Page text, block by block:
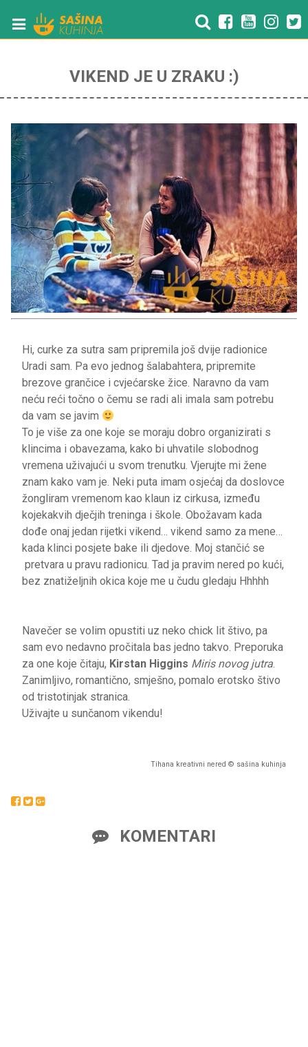
VIKEND JE U ZRAKU :)
Hi, curke za sutra sam pripremila još dvije radionice
Uradi sam. Pa evo jednog šalabahtera, pripremite
brezove grančice i cvjećarske žice. Naravno da vam
neću reći točno o čemu se radi ali imala sam potrebu
da vam se javim
To je više za one koje se moraju dobro organizirati s
klincima i obavezama, kako bi uhvatile slobodnog
vremena uživajući u svom trenutku. Vjerujte mi žene
znam kako vam je. Neki puta imam osjećaj da doslovce
žongliram vremenom kao klaun iz cirkusa, između
kojekakvih dječjih treninga i škole. Obožavam kada
dođe onaj jedan rijetki vikend… vikend samo za mene…
kada klinci posjete bake ili djedove. Moj stančić se
pretvara u pravu radionicu. Tad ja pravim nered po kući,
bez znatiželjnih okica koje me u čudu gledaju Hhhhh
Navečer se volim opustiti uz neko chick lit štivo, pa
sam evo nedavno pročitala bas jedno takvo. Preporuka
za one koje čitaju, Kirstan Higgins Miris novog jutra.
Zanimljivo, romantično, smješno, pomalo erotsko štivo
od tristotinjak stranica.
Uživajte u sunčanom vikendu!
Tihana kreativni nered © sašina kuhinja
KOMENTARI